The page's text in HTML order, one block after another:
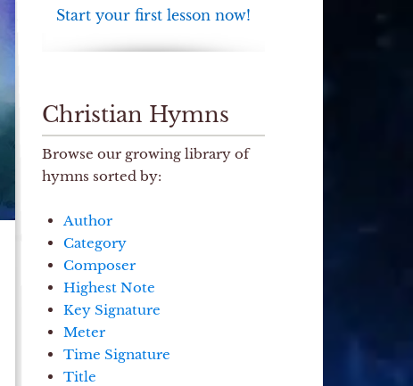
Start your first lesson now!
Christian Hymns
Browse our growing library of
hymns sorted by:
Author
Category
Composer
Highest Note
Key Signature
Meter
Time Signature
Title